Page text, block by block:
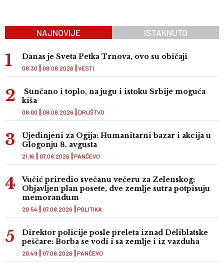
NAJNOVIJE ISTAKNUTO
Danas je Sveta Petka Trnova, ovo su običaji
VESTI
08:30 08.08.2026
Sunčano i toplo, na jugu i istoku Srbije moguća
kiša
DRUŠTVO
08:00 08.08.2026
Ujedinjeni za Ogija: Humanitarni bazar i akcija u
Glogonju 8. avgusta
PANČEVO
21:16 07.08.2026
Vučić priredio svečanu večeru za Zelenskog:
Objavljen plan posete, dve zemlje sutra potpisuju
memorandum
POLITIKA
20:54 07.08.2026
Direktor policije posle preleta iznad Deliblatske
peščare: Borba se vodi i sa zemlje i iz vazduha
PANČEVO
20:49 07.08.2026